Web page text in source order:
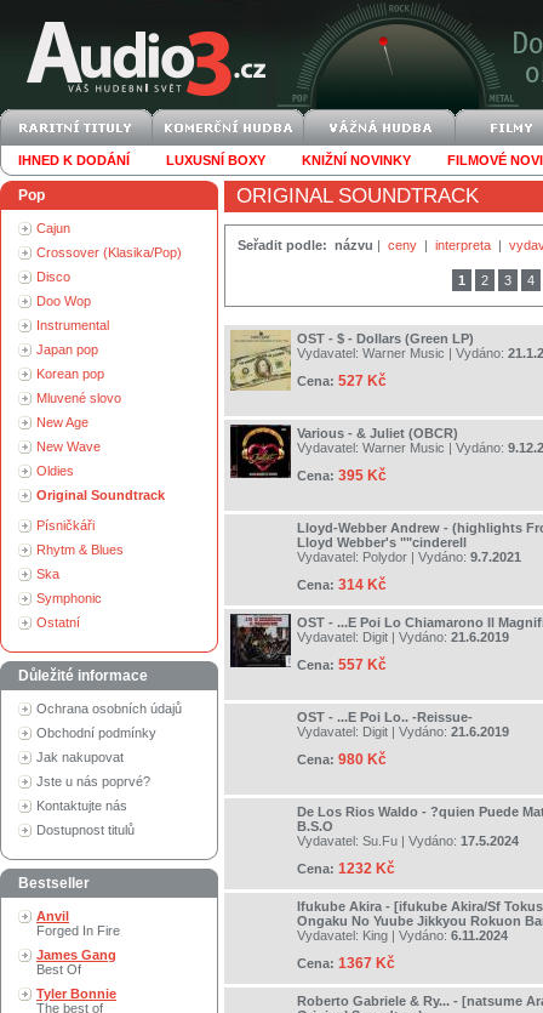
IHNED K DODÁNÍ LUXUSNÍ BOXY KNIŽNÍ NOVINKY FILMOVÉ
Pop
Cajun
Crossover (Klasika/Pop)
Disco
Doo Wop
Instrumental
Japan pop
Korean pop
Mluvené slovo
New Age
New Wave
Oldies
Original Soundtrack
Písničkáři
Rhytm & Blues
Ska
Symphonic
Ostatní
Důležité informace
Ochrana osobních údajů
Obchodní podmínky
Jak nakupovat
Jste u nás poprvé?
Kontaktujte nás
Dostupnost titulů
Bestseller
Anvil
Forged In Fire
James Gang
Best Of
Tyler Bonnie
The best of
ORIGINAL SOUNDTRACK
Seřadit podle: názvu | ceny | interpreta |
1 2 3 4
OST - $ - Dollars (Green LP)
Vydavatel: Warner Music | Vydáno:
Cena: 527 Kč
Various - & Juliet (OBCR)
Vydavatel: Warner Music | Vydáno:
Cena: 395 Kč
Lloyd-Webber Andrew - (highlights
Lloyd Webber's ""cinderell
Vydavatel: Polydor | Vydáno: 9.7.2021
Cena: 314 Kč
OST - ...E Poi Lo Chiamarono Il
Vydavatel: Digit | Vydáno: 21.6.2019
Cena: 557 Kč
OST - ...E Poi Lo.. -Reissue-
Vydavatel: Digit | Vydáno: 21.6.2019
Cena: 980 Kč
De Los Rios Waldo - ?quien Puede
B.S.O
Vydavatel: Su.Fu | Vydáno: 17.5.2024
Cena: 1232 Kč
Ifukube Akira - [ifukube Akira/Sf
Ongaku No Yuube Jikkyou Rokuon
Vydavatel: King | Vydáno: 6.11.2024
Cena: 1367 Kč
Roberto Gabriele & Ry... - [natsume